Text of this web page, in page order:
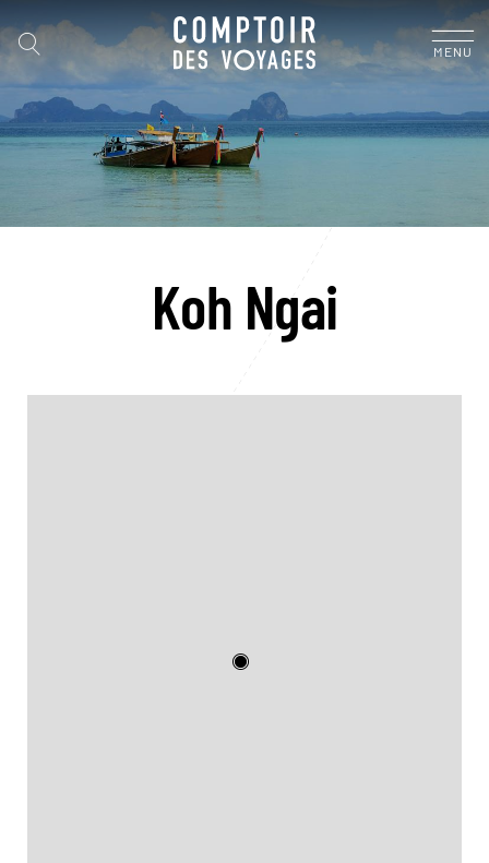
MENU
Koh Ngai